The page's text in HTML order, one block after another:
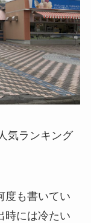
気ランキング
度も書いてい
時には冷たい